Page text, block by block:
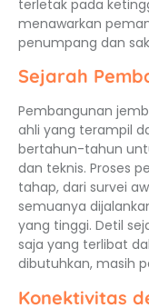
terletak pada
menawarkan
penumpang dan
Sejarah
Pembangunan
ahli yang terampil
bertahun-tahun
dan teknis. Proses
tahap, dari survei
semuanya
yang tinggi. Detil
saja yang terlibat
dibutuhkan, masih
Konektivitas